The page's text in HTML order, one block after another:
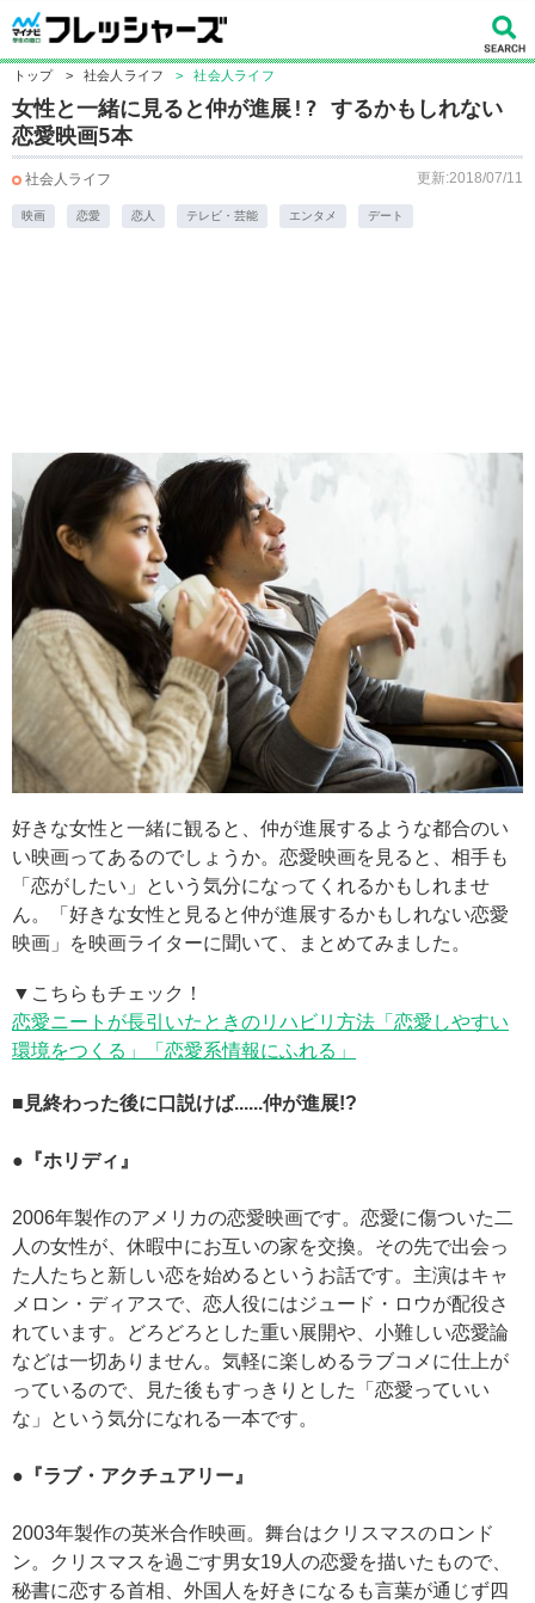
トップ > 社会人ライフ > 社会人ライフ
女性と一緒に見ると仲が進展!? するかもしれない
恋愛映画5本
社会人ライフ 更新:2018/07/11
映画 恋愛 恋人 テレビ・芸能 エンタメ デート
好きな女性と一緒に観ると、仲が進展するような都合のい
い映画ってあるのでしょうか。恋愛映画を見ると、相手も
「恋がしたい」という気分になってくれるかもしれませ
ん。「好きな女性と見ると仲が進展するかもしれない恋愛
映画」を映画ライターに聞いて、まとめてみました。
▼こちらもチェック！
恋愛ニートが長引いたときのリハビリ方法「恋愛しやすい
環境をつくる」「恋愛系情報にふれる」
■見終わった後に口説けば......仲が進展!?
●『ホリディ』
2006年製作のアメリカの恋愛映画です。恋愛に傷ついた二
人の女性が、休暇中にお互いの家を交換。その先で出会っ
た人たちと新しい恋を始めるというお話です。主演はキャ
メロン・ディアスで、恋人役にはジュード・ロウが配役さ
れています。どろどろとした重い展開や、小難しい恋愛論
などは一切ありません。気軽に楽しめるラブコメに仕上が
っているので、見た後もすっきりとした「恋愛っていい
な」という気分になれる一本です。
●『ラブ・アクチュアリー』
2003年製作の英米合作映画。舞台はクリスマスのロンド
ン。クリスマスを過ごす男女19人の恋愛を描いたもので、
秘書に恋する首相、外国人を好きになるも言葉が通じず四